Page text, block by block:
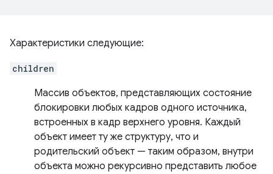
Характеристики следующие:
children
Массив объектов, представляющих состояние
блокировки любых кадров одного источника,
встроенных в кадр верхнего уровня. Каждый
объект имеет ту же структуру, что и
родительский объект — таким образом, внутри
объекта можно рекурсивно представить любое